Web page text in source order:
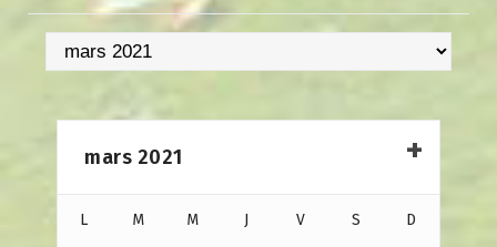
Archives
mars 2021
L M M J V S D